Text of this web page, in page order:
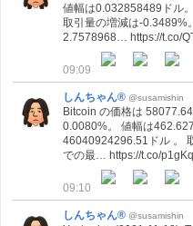
値幅は0.032858489ドル
取引量の増減は-0.3489%
2.7578968… https://t.co/
09:09
しんちゃん® @susamishin
Bitcoin の価格は
0.0080%。 値幅は
46040924296.51ドル 。
での最… https://t.co/
09:10
しんちゃん® @susamishin